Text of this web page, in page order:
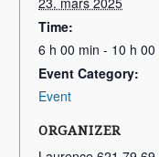
Time:
6 h 00 min - 10 h 00
Event Category:
Event
ORGANIZER